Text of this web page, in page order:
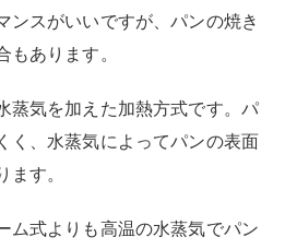
ンスがいいですが、パンの焼き
あります。
蒸気を加えた加熱方式です。パ
く、水蒸気によってパンの表面
す。
ム式よりも高温の水蒸気でパン